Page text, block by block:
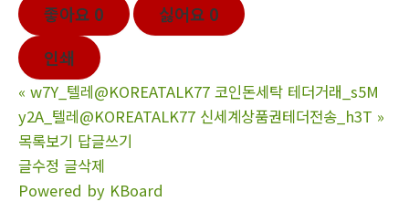
좋아요 0 싫어요 0
인쇄
« w7Y_텔레@KOREATALK77 코인돈세탁 테더거래_s5M
y2A_텔레@KOREATALK77 신세계상품권테더전송_h3T »
목록보기 답글쓰기
글수정 글삭제
Powered by KBoard